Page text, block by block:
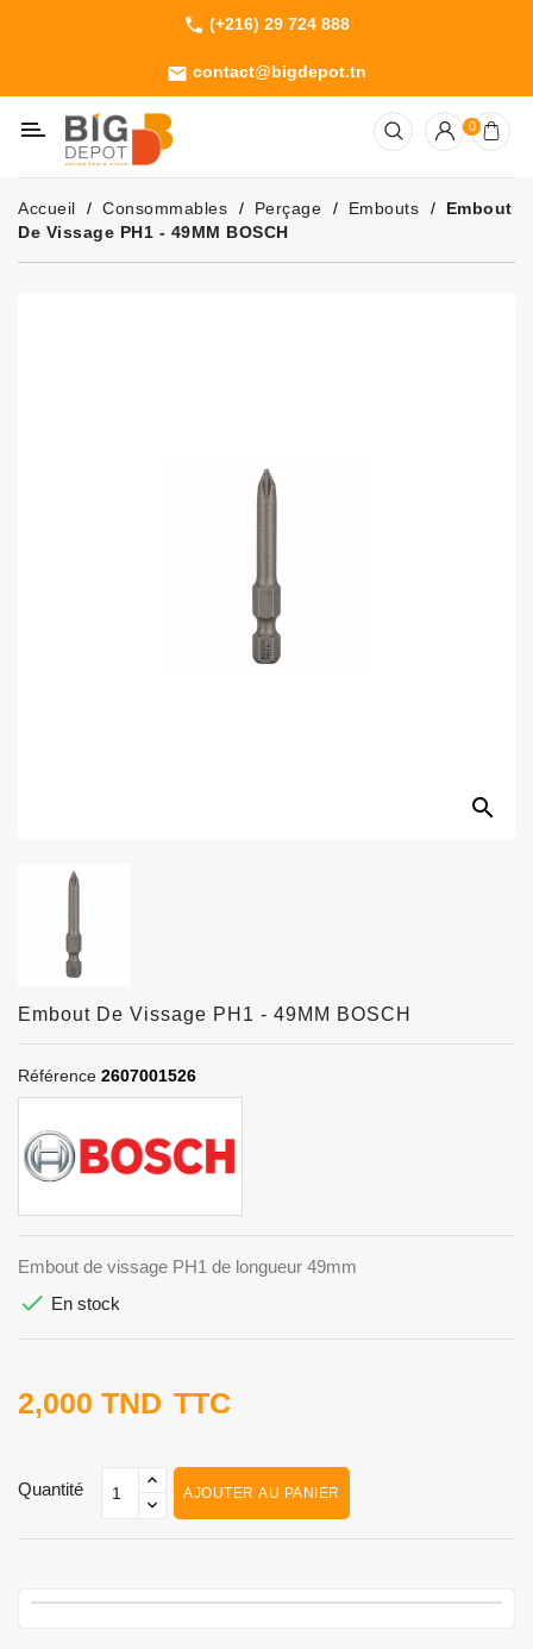
phone (+216) 29 724 888
email contact@bigdepot.tn
Machines
Outillage
Jardinage
Consommables
0
Accueil Consommables Perçage Embouts
Embout
De Vissage PH1 - 49MM BOSCH
search
Embout De Vissage PH1 - 49MM BOSCH
Référence 2607001526
Embout de vissage PH1 de longueur 49mm
 En stock
2,000 TND TTC
Quantité AJOUTER AU PANIER